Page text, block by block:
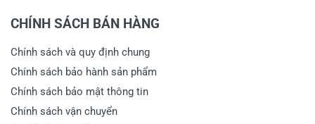
CHÍNH SÁCH BÁN HÀNG
Chính sách và quy định chung
Chính sách bảo hành sản phẩm
Chính sách bảo mật thông tin
Chính sách vận chuyển